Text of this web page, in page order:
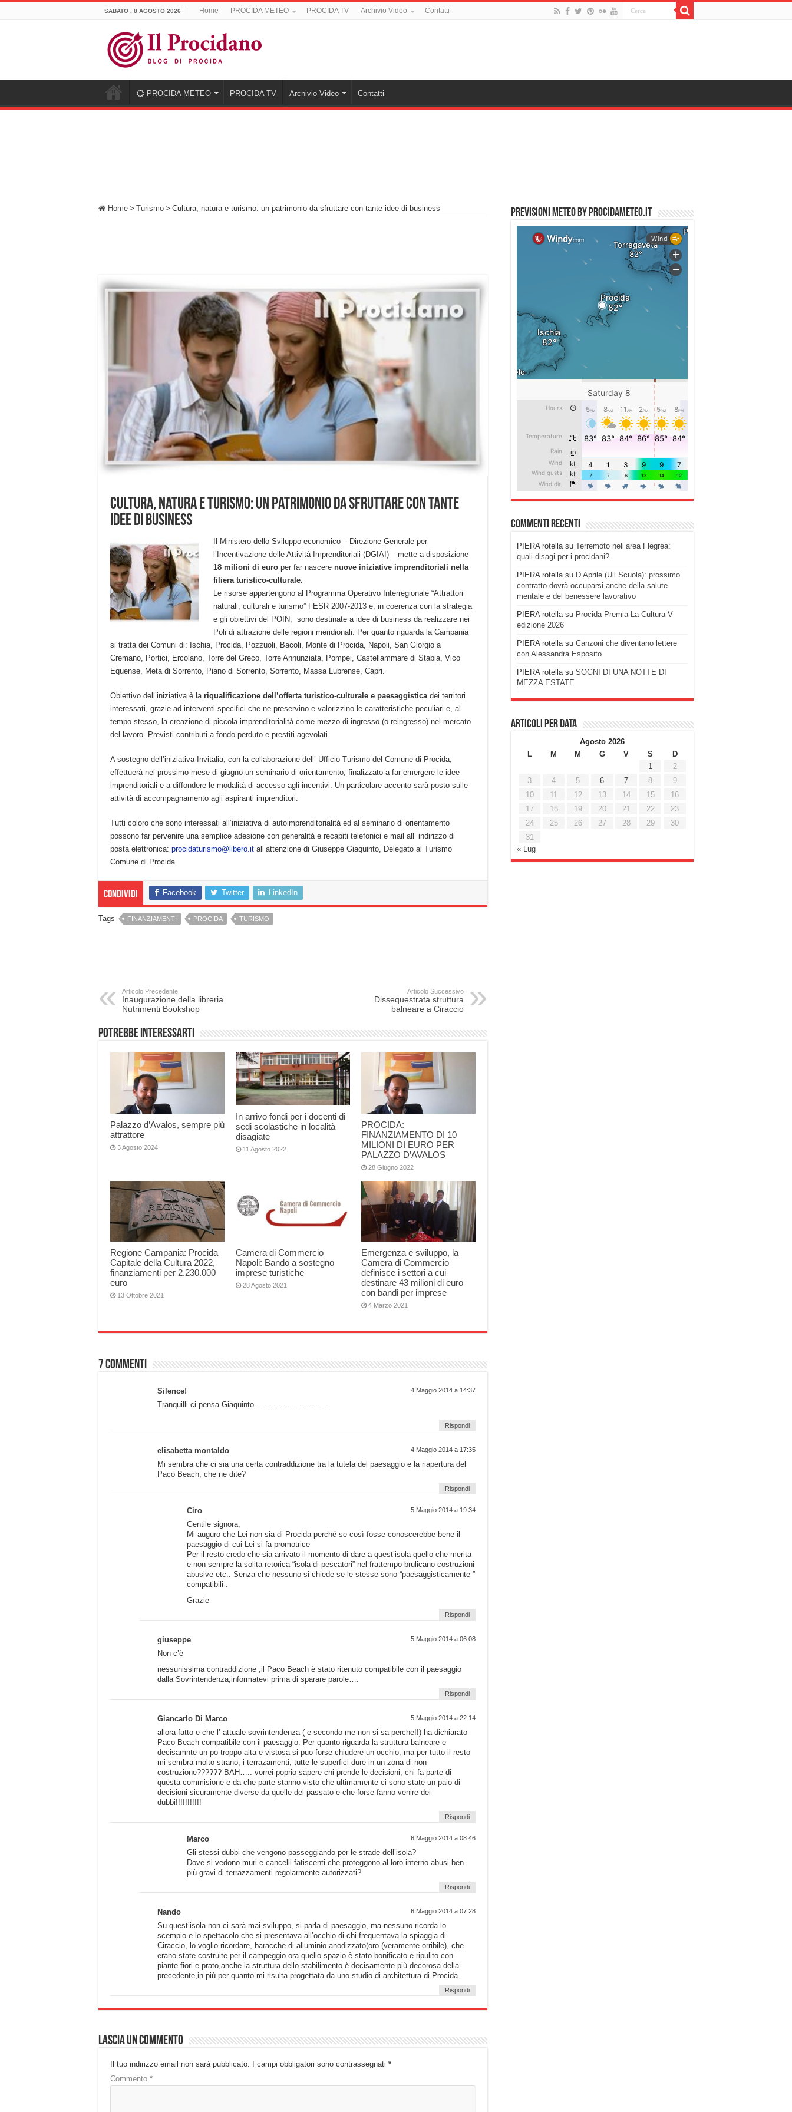
SABATO , 8 AGOSTO 2026 Home PROCIDA METEO PROCIDA TV Archivio Video Contatti
PROCIDA METEO PROCIDA TV Archivio Video Contatti
Home > Turismo > Cultura, natura e turismo: un patrimonio da sfruttare con tante idee di business
Cultura, natura e turismo: un patrimonio da sfruttare con tante
idee di business
Il Ministero dello Sviluppo economico – Direzione Generale per
l’Incentivazione delle Attività Imprenditoriali (DGIAI) – mette a disposizione
18 milioni di euro per far nascere nuove iniziative imprenditoriali nella
filiera turistico-culturale.
Le risorse appartengono al Programma Operativo Interregionale “Attrattori
naturali, culturali e turismo” FESR 2007-2013 e, in coerenza con la strategia
e gli obiettivi del POIN, sono destinate a idee di business da realizzare nei
Poli di attrazione delle regioni meridionali. Per quanto riguarda la Campania
si tratta dei Comuni di: Ischia, Procida, Pozzuoli, Bacoli, Monte di Procida, Napoli, San Giorgio a
Cremano, Portici, Ercolano, Torre del Greco, Torre Annunziata, Pompei, Castellammare di Stabia, Vico
Equense, Meta di Sorrento, Piano di Sorrento, Sorrento, Massa Lubrense, Capri.
Obiettivo dell’iniziativa è la riqualificazione dell’offerta turistico-culturale e paesaggisticadei territori
interessati, grazie ad interventi specifici che ne preservino e valorizzino le caratteristiche peculiari e, al
tempo stesso, la creazione di piccola imprenditorialità come mezzo di ingresso (o reingresso) nel mercato
del lavoro. Previsti contributi a fondo perduto e prestiti agevolati.
A sostegno dell’iniziativa Invitalia, con la collaborazione dell’ Ufficio Turismo del Comune di Procida,
effettuerà nel prossimo mese di giugno un seminario di orientamento, finalizzato a far emergere le idee
imprenditoriali e a diffondere le modalità di accesso agli incentivi. Un particolare accento sarà posto sulle
attività di accompagnamento agli aspiranti imprenditori.
Tutti coloro che sono interessati all’iniziativa di autoimprenditorialità ed al seminario di orientamento
possono far pervenire una semplice adesione con generalità e recapiti telefonici e mail all’ indirizzo di
posta elettronica: procidaturismo@libero.it all’attenzione di Giuseppe Giaquinto, Delegato al Turismo
Comune di Procida.
Condividi Facebook Twitter LinkedIn
Tags FINANZIAMENTI PROCIDA TURISMO
Articolo Precedente
Inaugurazione della libreria
Nutrimenti Bookshop
Articolo Successivo
Dissequestrata struttura
balneare a Ciraccio
Potrebbe interessarti
Palazzo d’Avalos, sempre più
attrattore
3 Agosto 2024
In arrivo fondi per i docenti di
sedi scolastiche in località
disagiate
11 Agosto 2022
PROCIDA:
FINANZIAMENTO DI 10
MILIONI DI EURO PER
PALAZZO D’AVALOS
28 Giugno 2022
Regione Campania: Procida
Capitale della Cultura 2022,
finanziamenti per 2.230.000
euro
13 Ottobre 2021
Camera di Commercio
Napoli: Bando a sostegno
imprese turistiche
28 Agosto 2021
Emergenza e sviluppo, la
Camera di Commercio
definisce i settori a cui
destinare 43 milioni di euro
con bandi per imprese
4 Marzo 2021
7 commenti
Silence! 4 Maggio 2014 a 14:37
Tranquilli ci pensa Giaquinto…………………………
Rispondi
elisabetta montaldo 4 Maggio 2014 a 17:35
Mi sembra che ci sia una certa contraddizione tra la tutela del paesaggio e la riapertura del
Paco Beach, che ne dite?
Rispondi
Ciro 5 Maggio 2014 a 19:34
Gentile signora,
Mi auguro che Lei non sia di Procida perché se così fosse conoscerebbe bene il
paesaggio di cui Lei si fa promotrice
Per il resto credo che sia arrivato il momento di dare a quest’isola quello che merita
e non sempre la solita retorica “isola di pescatori” nel frattempo brulicano costruzioni
abusive etc.. Senza che nessuno si chiede se le stesse sono “paesaggisticamente ”
compatibili .
Grazie
Rispondi
giuseppe 5 Maggio 2014 a 06:08
Non c’è
nessunissima contraddizione ,il Paco Beach è stato ritenuto compatibile con il paesaggio
dalla Sovrintendenza,informatevi prima di sparare parole….
Rispondi
Giancarlo Di Marco 5 Maggio 2014 a 22:14
allora fatto e che l’ attuale sovrintendenza ( e secondo me non si sa perche!!) ha dichiarato
Paco Beach compatibile con il paesaggio. Per quanto riguarda la struttura balneare e
decisamnte un po troppo alta e vistosa si puo forse chiudere un occhio, ma per tutto il resto
mi sembra molto strano, i terrazamenti, tutte le superfici dure in un zona di non
costruzione?????? BAH….. vorrei poprio sapere chi prende le decisioni, chi fa parte di
questa commisione e da che parte stanno visto che ultimamente ci sono state un paio di
decisioni sicuramente diverse da quelle del passato e che forse fanno venire dei
dubbi!!!!!!!!!!!
Rispondi
Marco 6 Maggio 2014 a 08:46
Gli stessi dubbi che vengono passeggiando per le strade dell’isola?
Dove si vedono muri e cancelli fatiscenti che proteggono al loro interno abusi ben
più gravi di terrazzamenti regolarmente autorizzati?
Rispondi
Nando 6 Maggio 2014 a 07:28
Su quest’isola non ci sarà mai sviluppo, si parla di paesaggio, ma nessuno ricorda lo
scempio e lo spettacolo che si presentava all’occhio di chi frequentava la spiaggia di
Ciraccio, lo voglio ricordare, baracche di alluminio anodizzato(oro (veramente orribile), che
erano state costruite per il campeggio ora quello spazio è stato bonificato e ripulito con
piante fiori e prato,anche la struttura dello stabilimento è decisamente più decorosa della
precedente,in più per quanto mi risulta progettata da uno studio di architettura di Procida.
Rispondi
Lascia un commento
Il tuo indirizzo email non sarà pubblicato. I campi obbligatori sono contrassegnati *
Commento *
PREVISIONI METEO by PROCIDAMETEO.IT
Commenti recenti
PIERA rotellasu Terremoto nell’area Flegrea:
quali disagi per i procidani?
PIERA rotellasu D’Aprile (Uil Scuola): prossimo
contratto dovrà occuparsi anche della salute
mentale e del benessere lavorativo
PIERA rotellasu Procida Premia La Cultura V
edizione 2026
PIERA rotellasu Canzoni che diventano lettere
con Alessandra Esposito
PIERA rotellasu SOGNI DI UNA NOTTE DI
MEZZA ESTATE
Articoli per data
Agosto 2026
L
M M G V S
D
1
2
3
4 5 6 7 8
9
10
11 12 13 14 15
16
17
18 19 20 21 22
23
24
25 26 27 28 29
30
31
« Lug